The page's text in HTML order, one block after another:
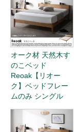
オーク材 天然木す
のこベッド
Reoak【リオー
ク】ポケットコイ
ルマットレス付き
セミダブル